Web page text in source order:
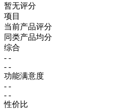
暂无评分
项目
当前产品评分
同类产品均分
综合
- -
- -
功能满意度
- -
- -
性价比